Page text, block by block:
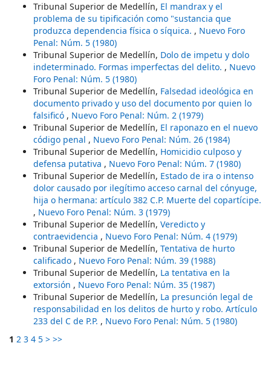
Tribunal Superior de Medellín, El mandrax y el
problema de su tipificación como "sustancia que
produzca dependencia física o síquica. , Nuevo Foro
Penal: Núm. 5 (1980)
Tribunal Superior de Medellín, Dolo de impetu y dolo
indeterminado. Formas imperfectas del delito. , Nuevo
Foro Penal: Núm. 5 (1980)
Tribunal Superior de Medellín, Falsedad ideológica en
documento privado y uso del documento por quien lo
falsificó , Nuevo Foro Penal: Núm. 2 (1979)
Tribunal Superior de Medellín, El raponazo en el nuevo
código penal , Nuevo Foro Penal: Núm. 26 (1984)
Tribunal Superior de Medellín, Homicidio culposo y
defensa putativa , Nuevo Foro Penal: Núm. 7 (1980)
Tribunal Superior de Medellín, Estado de ira o intenso
dolor causado por ilegítimo acceso carnal del cónyuge,
hija o hermana: artículo 382 C.P. Muerte del copartícipe.
, Nuevo Foro Penal: Núm. 3 (1979)
Tribunal Superior de Medellín, Veredicto y
contraevidencia , Nuevo Foro Penal: Núm. 4 (1979)
Tribunal Superior de Medellín, Tentativa de hurto
calificado , Nuevo Foro Penal: Núm. 39 (1988)
Tribunal Superior de Medellín, La tentativa en la
extorsión , Nuevo Foro Penal: Núm. 35 (1987)
Tribunal Superior de Medellín, La presunción legal de
responsabilidad en los delitos de hurto y robo. Artículo
233 del C de P.P. , Nuevo Foro Penal: Núm. 5 (1980)
1 2 3 4 5 > >>